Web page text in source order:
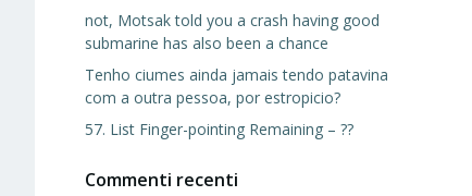
not, Motsak told you a crash having good
submarine has also been a chance
Tenho ciumes ainda jamais tendo patavina
com a outra pessoa, por estropicio?
57. List Finger-pointing Remaining – ??
Commenti recenti